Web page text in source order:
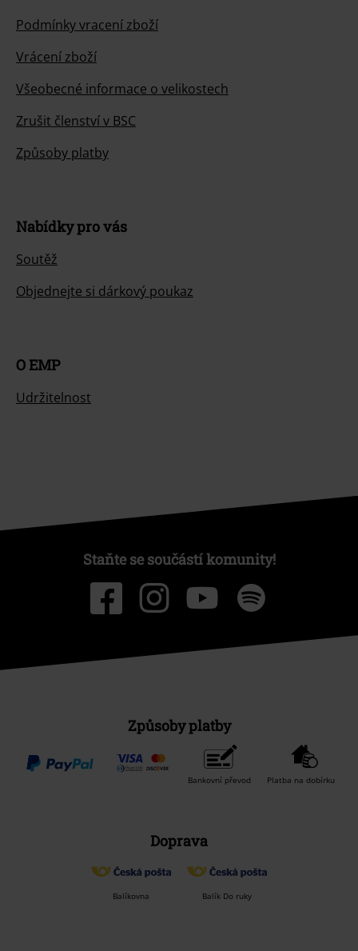
Podmínky vracení zboží
Vrácení zboží
Všeobecné informace o velikostech
Zrušit členství v BSC
Způsoby platby
Nabídky pro vás
Soutěž
Objednejte si dárkový poukaz
O EMP
Udržitelnost
Staňte se součástí komunity!
Způsoby platby
Bankovní převod Platba na dobírku
Doprava
Balíkovna Balík Do ruky